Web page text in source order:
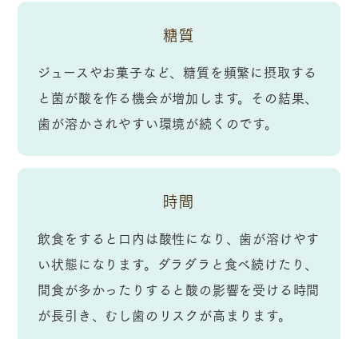
糖質
ジュースやお菓子など、糖質を頻繁に摂取する
と菌が酸を作る機会が増加します。その結果、
歯が溶かされやすい環境が続くのです。
時間
飲食をすると口内は酸性になり、歯が溶けやす
い状態になります。ダラダラと食べ続けたり、
間食が多かったりすると酸の影響を受ける時間
が長引き、むし歯のリスクが高まります。